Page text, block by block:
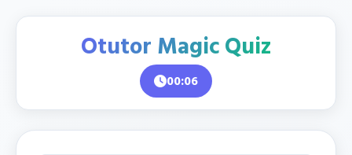
Otutor Magic Quiz
00:07